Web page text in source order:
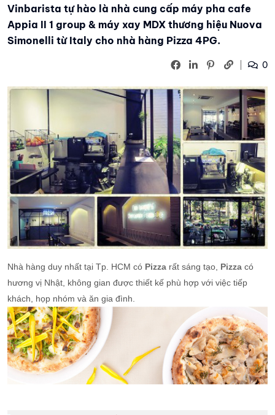
Vinbarista tự hào là nhà cung cấp máy pha cafe
Appia II 1 group & máy xay MDX thương hiệu Nuova
Simonelli từ Italy cho nhà hàng Pizza 4PG.
0
Nhà hàng duy nhất tại Tp. HCM có Pizza rất sáng tạo, Pizza có
hương vị Nhật, không gian được thiết kế phù hợp với việc tiếp
khách, họp nhóm và ăn gia đình.